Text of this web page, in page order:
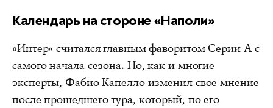
Календарь на стороне «Наполи»
«Интер» считался главным фаворитом Серии А с
самого начала сезона. Но, как и многие
эксперты, Фабио Капелло изменил свое мнение
после прошедшего тура, который, по его